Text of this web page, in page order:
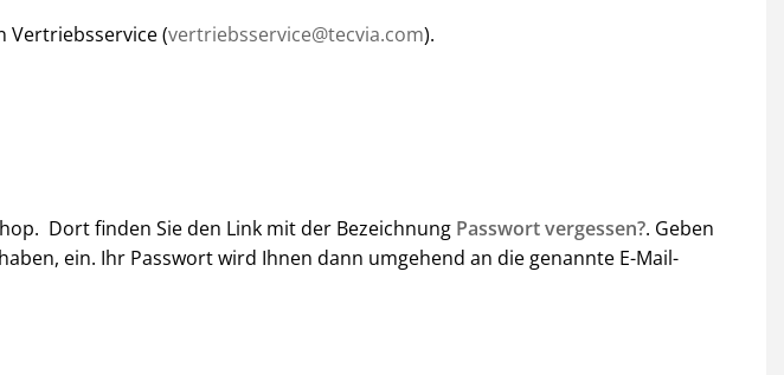
Vertriebsservice (vertriebsservice@tecvia.com).
Dort finden Sie den Link mit der Bezeichnung Passwort vergessen?. Geben
ein. Ihr Passwort wird Ihnen dann umgehend an die genannte E-Mail-